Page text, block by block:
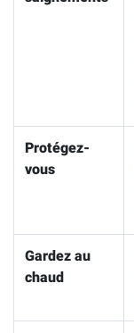
Protégez-
vous
Gardez au
chaud